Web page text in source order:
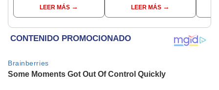
consolidación de un
pacto antiderechos"
LEER MÁS LEER MÁS